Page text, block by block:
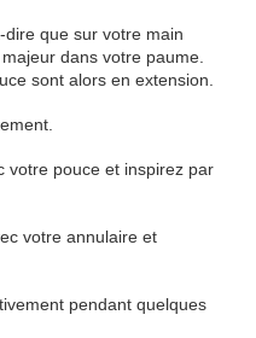
dire que sur votre main
dans votre paume.
sont alors en extension.
votre pouce et inspirez par
votre annulaire et
pendant quelques